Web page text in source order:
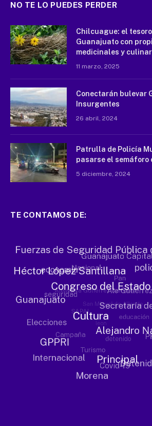
NO TE LO PUEDES PERDER
Chilcuague: el
Guanajuato con
medicinales y
11 marzo, 2025
Conectarán bulevar
Insurgentes
26 abril, 2024
Patrulla de Policía
pasarse el semáforo
5 diciembre, 2024
TE CONTAMOS DE: